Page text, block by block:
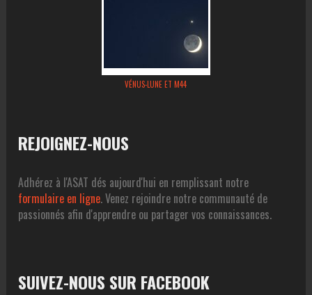
VÉNUS-LUNE ET M44
REJOIGNEZ-NOUS
Adhérez à l'ASAT dés aujourd'hui en remplissant notre
formulaire en ligne. Venez rejoindre notre communauté de
passionnés afin d'apprendre ou partager vos connaissances.
SUIVEZ-NOUS SUR FACEBOOK